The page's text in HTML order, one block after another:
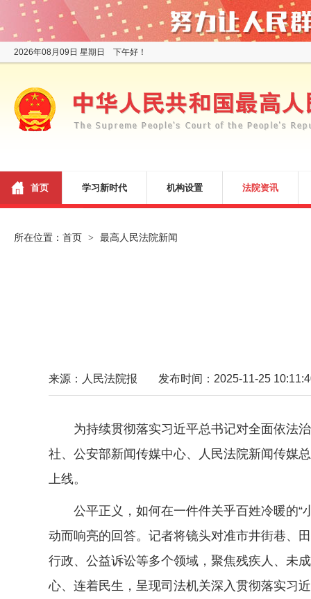
2026年08月09日 星期日 下午好！
首页 学习新时代 机构设置 法院资讯
所在位置： 首页 > 最高人民法院新闻
来源：人民法院报 发布时间：2025-11-25
为持续贯彻落实习近平总书记对全面依法
社、公安部新闻传媒中心、人民法院新闻传媒
上线。
公平正义，如何在一件件关乎百姓冷暖的“
动而响亮的回答。记者将镜头对准市井街巷、
行政、公益诉讼等多个领域，聚焦残疾人、未
心、连着民生，呈现司法机关深入贯彻落实习